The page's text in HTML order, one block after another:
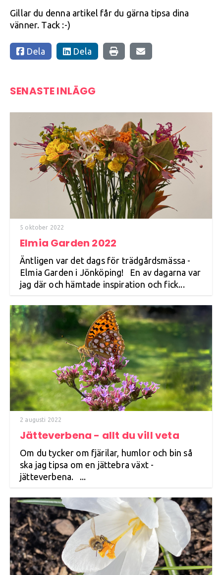
Gillar du denna artikel får du gärna tipsa dina
vänner. Tack :-)
Dela Dela
SENASTE INLÄGG
5 oktober 2022
Elmia Garden 2022
Äntligen var det dags för trädgårdsmässa -
Elmia Garden i Jönköping! En av dagarna var
jag där och hämtade inspiration och fick...
2 augusti 2022
Jätteverbena - allt du vill veta
Om du tycker om fjärilar, humlor och bin så
ska jag tipsa om en jättebra växt -
jätteverbena. ...